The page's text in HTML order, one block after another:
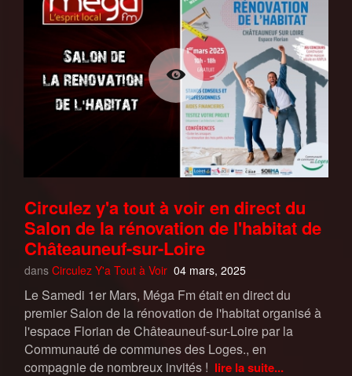
Circulez y'a tout à voir en direct du
Salon de la rénovation de l'habitat de
Châteauneuf-sur-Loire
dans Circulez Y'a Tout à Voir 04 mars, 2025
Le Samedi 1er Mars, Méga Fm était en direct du
premier Salon de la rénovation de l'habitat organisé à
l'espace Florian de Châteauneuf-sur-Loire par la
Communauté de communes des Loges., en
compagnie de nombreux invités ! lire la suite...